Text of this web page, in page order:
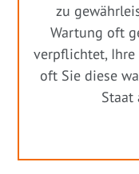
zu
Wartung oft
verpflichtet, Ihre
oft Sie diese
Staat